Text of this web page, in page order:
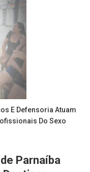
E Defensoria Atuam
Do Sexo
Parnaíba